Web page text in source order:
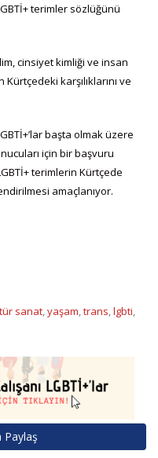
terimler sözlüğünü
cinsiyet kimliği ve insan
karşılıklarını ve
başta olmak üzere
için bir başvuru
terimlerin Kürtçede
amaçlanıyor.
sanat,yaşam,trans,lgbti,